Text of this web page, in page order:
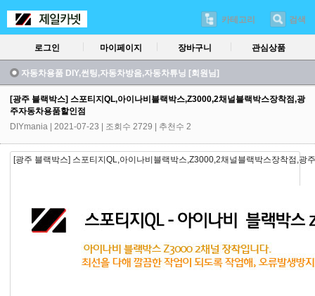
카테고리 검색
로그인 마이페이지 장바구니 관심상품
자동차용품 DIY,썬팅,자동차방음,자동차튜닝 [회원님]
[광주 블랙박스] 스포티지QL,아이나비블랙박스,Z3000,2채널블랙박스장착점,광
주자동차용품할인점
DIYmania
| 2021-07-23 | 조회수 2729 | 추천수 2
[광주 블랙박스] 스포티지QL,아이나비블랙박스,Z3000,2채널블랙박스장착점,광